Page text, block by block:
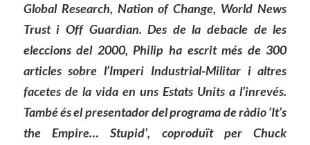
Global Research, Nation of Change, World News
Trust i Off Guardian. Des de la debacle de les
eleccions del 2000, Philip ha escrit més de 300
articles sobre l’Imperi Industrial-Militar i altres
facetes de la vida en uns Estats Units a l’inrevés.
També és el presentador del programa de ràdio ‘It’s
the Empire… Stupid’, coproduït per Chuck